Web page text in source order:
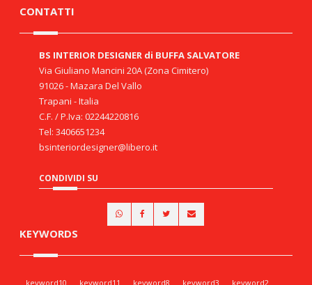
CONTATTI
BS INTERIOR DESIGNER di BUFFA SALVATORE
Via Giuliano Mancini 20A (Zona Cimitero)
91026 - Mazara Del Vallo
Trapani - Italia
C.F. / P.Iva: 02244220816
Tel: 3406651234
bsinteriordesigner@libero.it
CONDIVIDI SU
KEYWORDS
keyword10 keyword11 keyword8 keyword3 keyword2